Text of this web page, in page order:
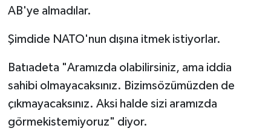
AB'ye almadılar.
Şimdide NATO'nun dışına itmek istiyorlar.
Batıadeta "Aramızda olabilirsiniz, ama iddia
sahibi olmayacaksınız. Bizimsözümüzden de
çıkmayacaksınız. Aksi halde sizi aramızda
görmekistemiyoruz" diyor.